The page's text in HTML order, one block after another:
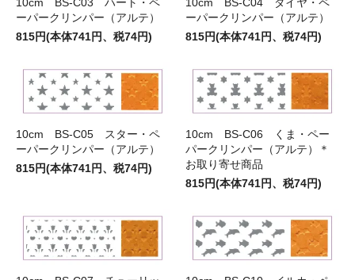
10cm BS-C03 ハート・ペ
ーパークリンパー（アルテ）
815円(本体741円、税74円)
10cm BS-C04 ダイヤ・ペ
ーパークリンパー（アルテ）
815円(本体741円、税74円)
10cm BS-C05 スター・ペ
ーパークリンパー（アルテ）
815円(本体741円、税74円)
10cm BS-C06 くま・ペー
パークリンパー（アルテ）＊
お取り寄せ商品
815円(本体741円、税74円)